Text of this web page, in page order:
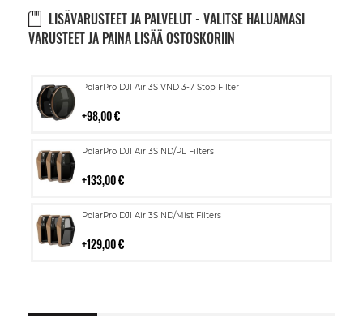
LISÄVARUSTEET JA PALVELUT - VALITSE HALUAMASI
VARUSTEET JA PAINA LISÄÄ OSTOSKORIIN
PolarPro DJI Air 3S VND 3-7 Stop Filter
98,00 €
Lisää
PolarPro DJI Air 3S ND/PL Filters
133,00 €
Lisää
PolarPro DJI Air 3S ND/Mist Filters
129,00 €
Lisää